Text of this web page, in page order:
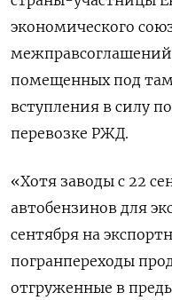
экономического
помещенных под
вступления в силу
перевозке РЖД.
«Хотя заводы с 22
автобензинов для
сентября на
погранпереходы
отгруженные в